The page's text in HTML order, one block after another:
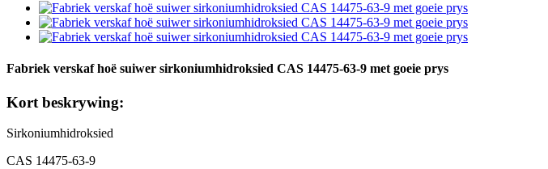
Fabriek verskaf hoë suiwer sirkoniumhidroksied CAS 14475-63-9 met goeie prys
Kort beskrywing:
Sirkoniumhidroksied
CAS 14475-63-9